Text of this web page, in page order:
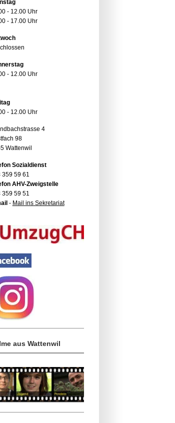
- 12.00 Uhr
- 17.00 Uhr
- 12.00 Uhr
- 12.00 Uhr
4
98
Wattenwil
Sozialdienst
359 59 61
AHV-Zweigstelle
359 59 51
- Mail ins Sekretariat
aus Wattenwil